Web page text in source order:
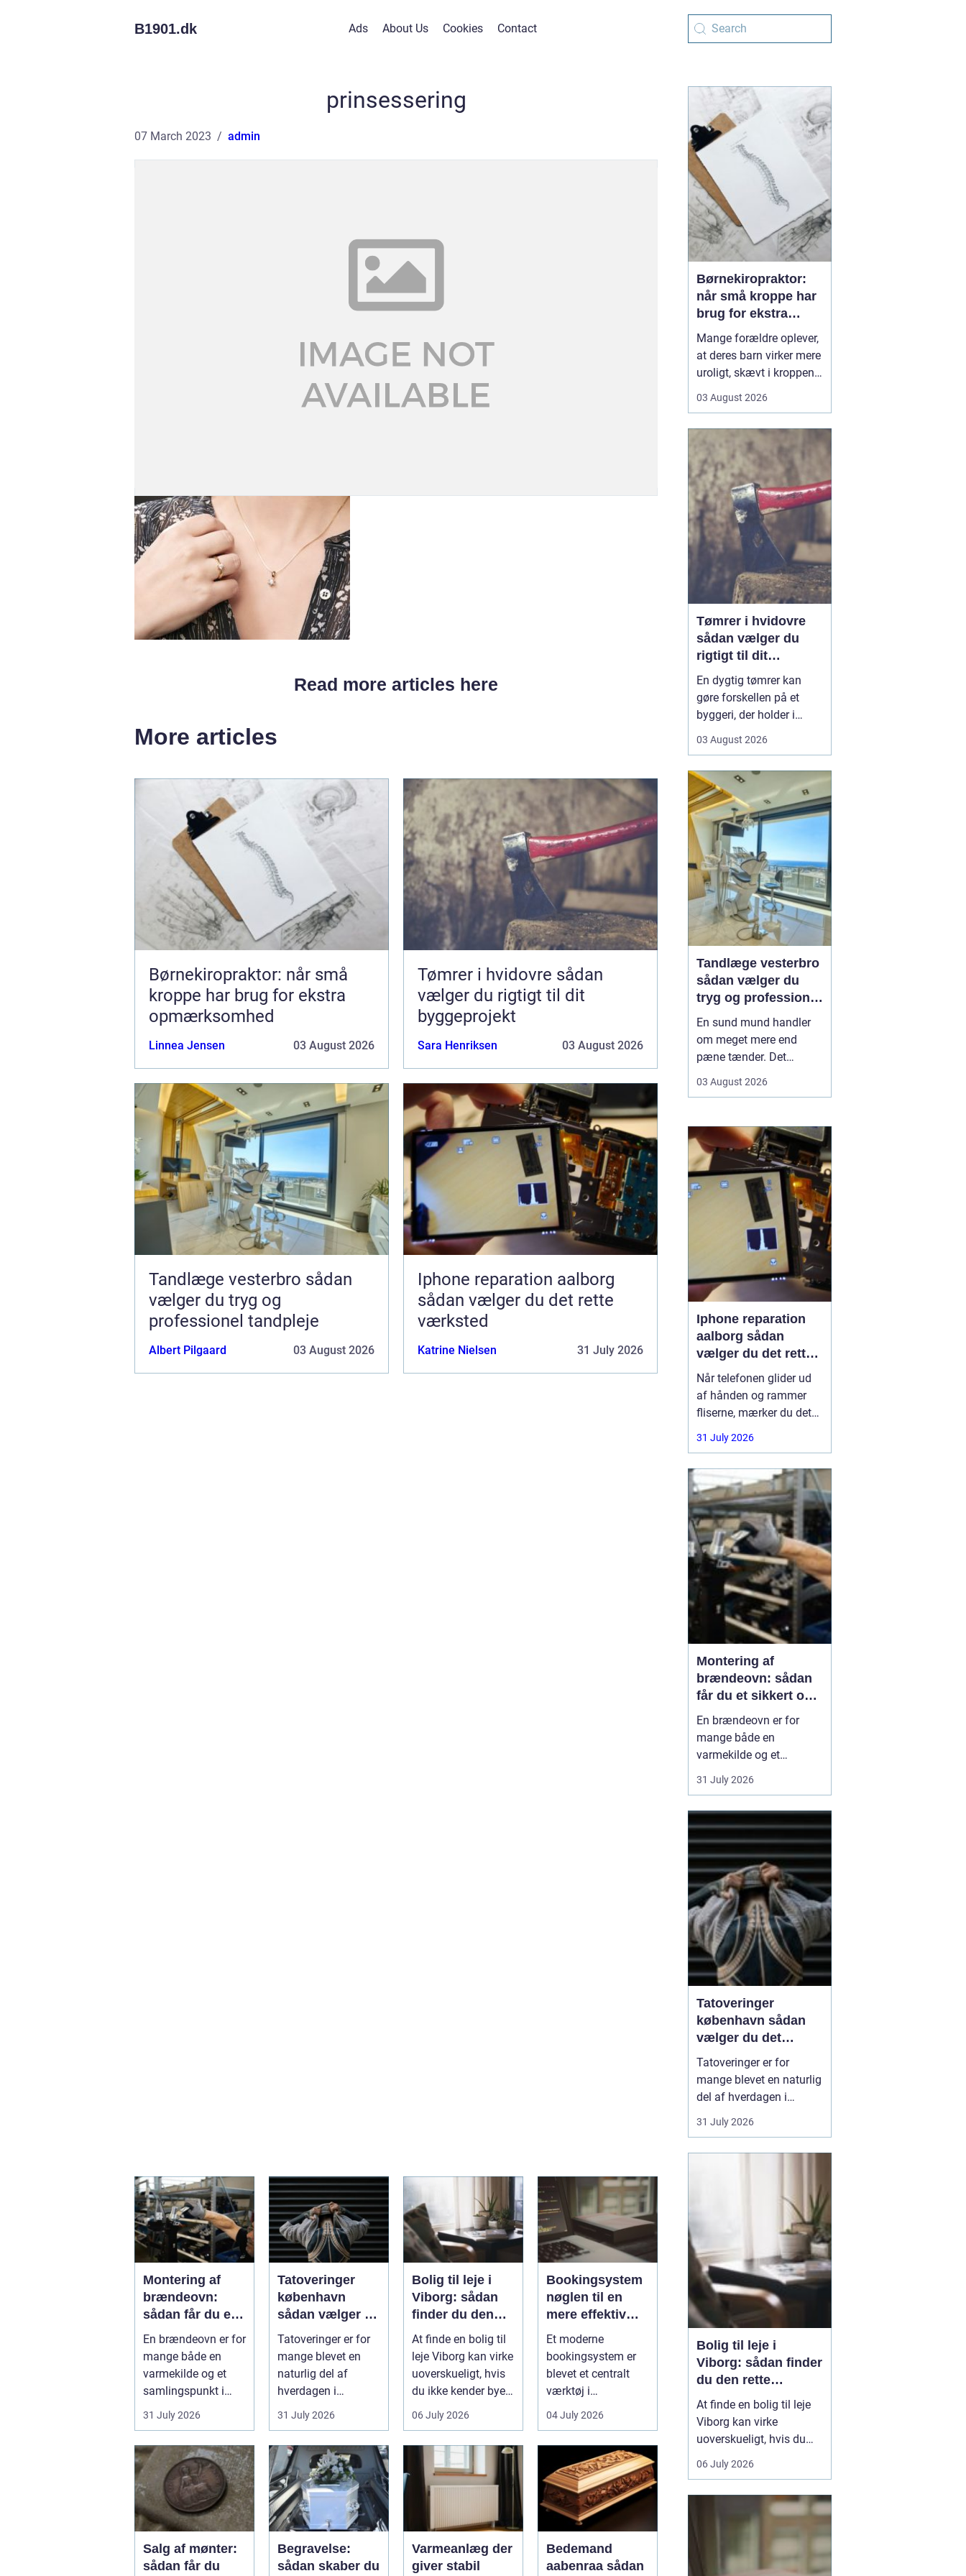
B1901.dk Ads About Us Cookies Contact
prinsessering
07 March 2023 admin
Read more articles here
More articles
Børnekiropraktor: når små
kroppe har brug for ekstra
opmærksomhed
Linnea Jensen 03 August 2026
Tømrer i hvidovre sådan
vælger du rigtigt til dit
byggeprojekt
Sara Henriksen 03 August 2026
Tandlæge vesterbro sådan
vælger du tryg og
professionel tandpleje
Albert Pilgaard 03 August 2026
Iphone reparation aalborg
sådan vælger du det rette
værksted
Katrine Nielsen 31 July 2026
Montering af
brændeovn:
sådan får du et
sikkert og smukt
resultat
En brændeovn er for
mange både en
varmekilde og et
samlingspunkt i
hjemmet.
Flammerne gi...
31 July 2026
Tatoveringer
københavn
sådan vælger du
det rigtige
Tatoveringer er for
mange blevet en
naturlig del af
hverdagen i
København. Byen er
fyldt med dygtige...
31 July 2026
Bolig til leje i
Viborg: sådan
finder du den
rette lejlighed
At finde en bolig til
leje Viborg kan virke
uoverskueligt, hvis
du ikke kender byen
eller det lokale...
06 July 2026
Bookingsystem
nøglen til en
mere effektiv
klinikhverdag
Et moderne
bookingsystem er
blevet et centralt
værktøj i
sundhedssektoren.
Klinikker, praksis og
beh...
04 July 2026
Salg af mønter:
sådan får du
Begravelse:
sådan skaber du
Varmeanlæg der
giver stabil
Bedemand
aabenraa sådan
Børnekiropraktor:
når små kroppe har
brug for ekstra
opmærksomhed
Mange forældre oplever,
at deres barn virker mere
uroligt, skævt i kroppen
uden at der er en klar
børnekiropraktor være en
mulighed. En kiropraktor
med særlig erfaring i...
03 August 2026
Tømrer i hvidovre
sådan vælger du
rigtigt til dit
byggeprojekt
En dygtig tømrer kan
gøre forskellen på et
byggeri, der holder i
giver dig problemer igen
efter en tømrer i
Hvidovre, handler det
derfor ikke kun om pris.
Det handler om kvalitet,
tryghed og gode løsni...
03 August 2026
Tandlæge vesterbro
sådan vælger du
tryg og professionel
tandpleje
En sund mund handler
om meget mere end
pæne tænder. Det
hverdag, din selvtillid og
duleder efter tandlæge
vesterbro, møder du
derfor mange
valgmuligheder m...
03 August 2026
Iphone reparation
aalborg sådan
vælger du det rette
værksted
Når telefonen glider ud
af hånden og rammer
fliserne, mærker du det
med det samme.
Skærmen splintrer, lyden
står af midt på dagen.
For mange i Aalborg er
mobilen helt central i
både arbejde, studie og
hverdag. Derfor
31 July 2026
Montering af
brændeovn: sådan
får du et sikkert og
smukt resultat
En brændeovn er for
mange både en
varmekilde og et
samlingspunkt i
hjemmet. Flammerne
mærkes i hele rummet.
Men montering af
brændeovn er ikke noget,
man bør kaste sig ud i
uden viden og
planl&ae...
31 July 2026
Tatoveringer
københavn sådan
vælger du det
rigtige studie
Tatoveringer er for
mange blevet en naturlig
del af hverdagen i
København. Byen er fyldt
med dygtige artister,
spænder vidt. Når man
31 July 2026
Bolig til leje i
Viborg: sådan finder
du den rette
lejlighed
At finde en bolig til leje
Viborg kan virke
uoverskueligt, hvis du
ikke kender byen eller det
lokale boligmarked. Der
priserne varierer, og
områderne har hver
deres særpræg. Med en
klar plan, lidt viden om
06 July 2026